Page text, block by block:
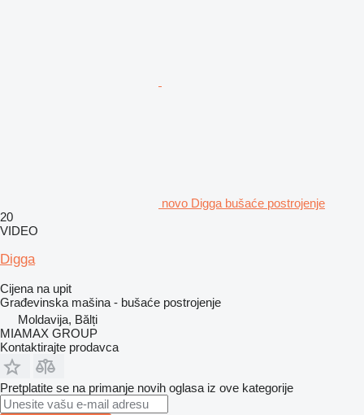
novo Digga bušaće postrojenje
20
VIDEO
Digga
Cijena na upit
Građevinska mašina - bušaće postrojenje
Moldavija, Bălți
MIAMAX GROUP
Kontaktirajte prodavca
Pretplatite se na primanje novih oglasa iz ove kategorije